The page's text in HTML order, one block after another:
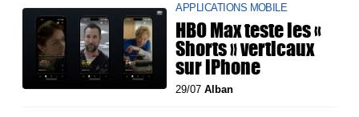
APPLICATIONS MOBILE
HBO Max teste les «
Shorts » verticaux
sur iPhone
29/07Alban